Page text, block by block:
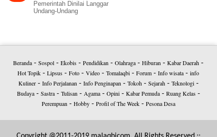
Pemerintah Dinilai Langgar
Undang-Undang
Beranda-Sospol -Ekobis -Pendidikan -Olahraga-Hiburan -Kabar Daerah -
Hot Topik -Lipsus -Foto -Video -Tomalaqbi -Forum -Info wisata-info
Kuliner- Info Perjalanan- Info Penginapan- Tokoh- Sejarah- Teknologi-
Budaya- Sastra- Tulisan- Agama- Opini- Kabar Pemuda- Ruang Kelas-
Perempuan- Hobby- Profil of The Week- Pesona Desa